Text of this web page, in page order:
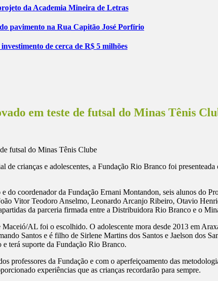
da Academia Mineira de Letras
pavimento na Rua Capitão José Porfírio
de cerca de R$ 5 milhões
em teste de futsal do Minas Tênis
crianças e adolescentes, a Fundação Rio Branco foi
do coordenador da Fundação Ernani Montandon, seis alunos do
Vitor Teodoro Anselmo, Leonardo Arcanjo Ribeiro, Otavio
da parceria firmada entre a Distribuidora Rio Branco e o
AL foi o escolhido. O adolescente mora desde 2013 em
Santos e é filho de Sirlene Martins dos Santos e Jaelson dos
terá suporte da Fundação Rio Branco.
professores da Fundação e com o aperfeiçoamento das
experiências que as crianças recordarão para sempre.